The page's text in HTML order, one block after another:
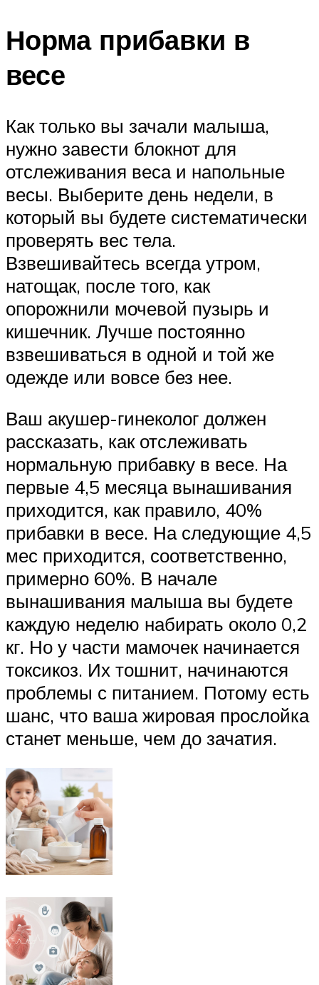
Норма прибавки в
весе
Как только вы зачали малыша,
нужно завести блокнот для
отслеживания веса и напольные
весы. Выберите день недели, в
который вы будете систематически
проверять вес тела.
Взвешивайтесь всегда утром,
натощак, после того, как
опорожнили мочевой пузырь и
кишечник. Лучше постоянно
взвешиваться в одной и той же
одежде или вовсе без нее.
Ваш акушер-гинеколог должен
рассказать, как отслеживать
нормальную прибавку в весе. На
первые 4,5 месяца вынашивания
приходится, как правило, 40%
прибавки в весе. На следующие 4,5
мес приходится, соответственно,
примерно 60%. В начале
вынашивания малыша вы будете
каждую неделю набирать около 0,2
кг. Но у части мамочек начинается
токсикоз. Их тошнит, начинаются
проблемы с питанием. Потому есть
шанс, что ваша жировая прослойка
станет меньше, чем до зачатия.